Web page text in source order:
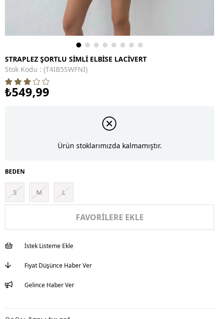
STRAPLEZ ŞORTLU SİMLİ ELBİSE LACİVERT
Stok Kodu
(T4IB5SWFNI)
₺549,99
Ürün stoklarımızda kalmamıştır.
BEDEN
S M L
FAVORILERE EKLE
İstek Listeme Ekle
Fiyat Düşünce Haber Ver
Gelince Haber Ver